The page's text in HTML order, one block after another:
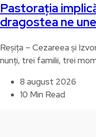
Pastorația
dragostea ne
Reșița – Cezareea și
nunți, trei familii, trei
8 august 2026
10 Min Read